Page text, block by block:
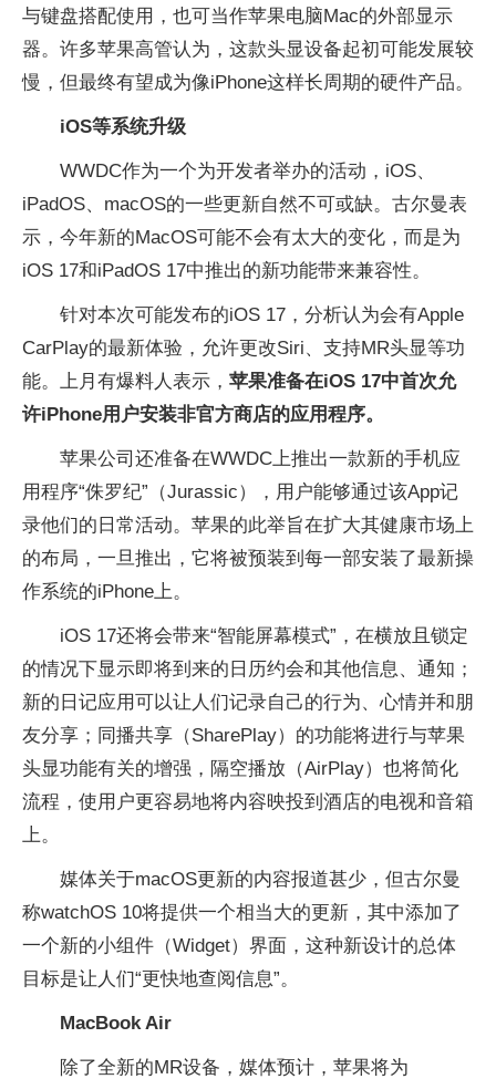
与键盘搭配使用，也可当作苹果电脑Mac的外部显示
器。许多苹果高管认为，这款头显设备起初可能发展较
慢，但最终有望成为像iPhone这样长周期的硬件产品。
iOS等系统升级
WWDC作为一个为开发者举办的活动，iOS、
iPadOS、macOS的一些更新自然不可或缺。古尔曼表
示，今年新的MacOS可能不会有太大的变化，而是为
iOS 17和iPadOS 17中推出的新功能带来兼容性。
针对本次可能发布的iOS 17，分析认为会有Apple
CarPlay的最新体验，允许更改Siri、支持MR头显等功
能。上月有爆料人表示， 苹果准备在iOS 17中首次允
许iPhone用户安装非官方商店的应用程序。
苹果公司还准备在WWDC上推出一款新的手机应
用程序“侏罗纪”（Jurassic），用户能够通过该App记
录他们的日常活动。苹果的此举旨在扩大其健康市场上
的布局，一旦推出，它将被预装到每一部安装了最新操
作系统的iPhone上。
iOS 17还将会带来“智能屏幕模式”，在横放且锁定
的情况下显示即将到来的日历约会和其他信息、通知；
新的日记应用可以让人们记录自己的行为、心情并和朋
友分享；同播共享（SharePlay）的功能将进行与苹果
头显功能有关的增强，隔空播放（AirPlay）也将简化
流程，使用户更容易地将内容映投到酒店的电视和音箱
上。
媒体关于macOS更新的内容报道甚少，但古尔曼
称watchOS 10将提供一个相当大的更新，其中添加了
一个新的小组件（Widget）界面，这种新设计的总体
目标是让人们“更快地查阅信息”。
MacBook Air
除了全新的MR设备，媒体预计，苹果将为